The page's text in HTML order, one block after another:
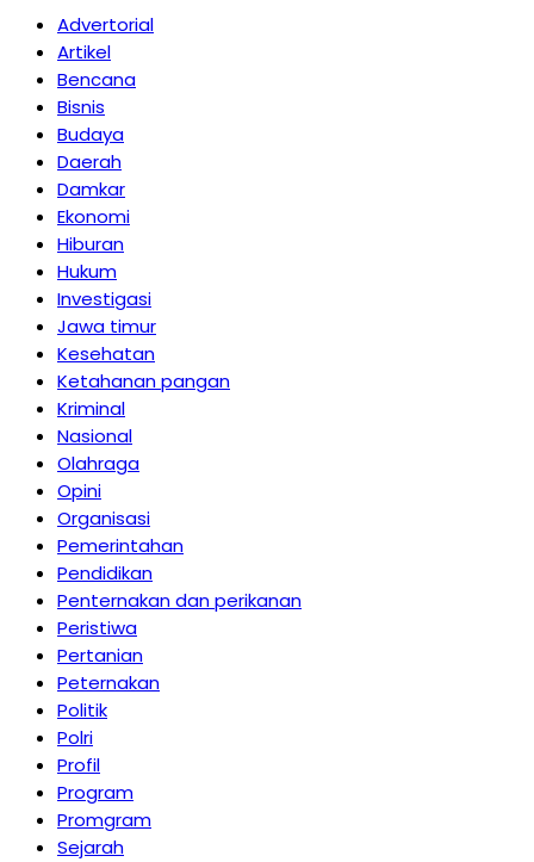
Advertorial
Artikel
Bencana
Bisnis
Budaya
Daerah
Damkar
Ekonomi
Hiburan
Hukum
Investigasi
Jawa timur
Kesehatan
Ketahanan pangan
Kriminal
Nasional
Olahraga
Opini
Organisasi
Pemerintahan
Pendidikan
Penternakan dan perikanan
Peristiwa
Pertanian
Peternakan
Politik
Polri
Profil
Program
Promgram
Sejarah